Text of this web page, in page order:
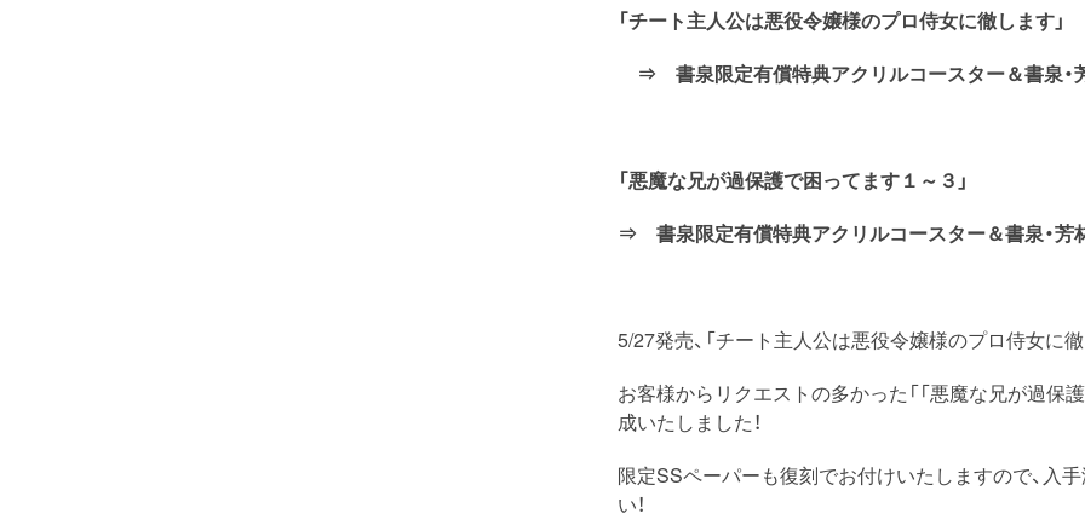
「チート主人公は悪役令嬢様のプロ侍女に徹します」
⇒ 書泉限定有償特典アクリルコースター＆書泉・
「悪魔な兄が過保護で困ってます１～３」
⇒ 書泉限定有償特典アクリルコースター＆書泉・芳
5/27発売、「チート主人公は悪役令嬢様のプロ侍女に
お客様からリクエストの多かった「「悪魔な兄が過
成いたしました！
限定SSペーパーも復刻でお付けいたしますので、入
い！